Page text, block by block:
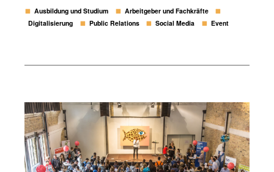
Ausbildung und Studium
Arbeitgeber und Fachkräfte
Digitalisierung
Public Relations Social Media Event